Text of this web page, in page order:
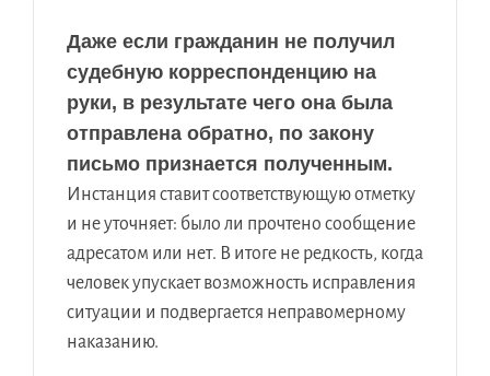
Даже если гражданин не получил
судебную корреспонденцию на
руки, в результате чего она была
отправлена обратно, по закону
письмо признается полученным.
Инстанция ставит соответствующую отметку
и не уточняет: было ли прочтено сообщение
адресатом или нет. В итоге не редкость, когда
человек упускает возможность исправления
ситуации и подвергается неправомерному
наказанию.